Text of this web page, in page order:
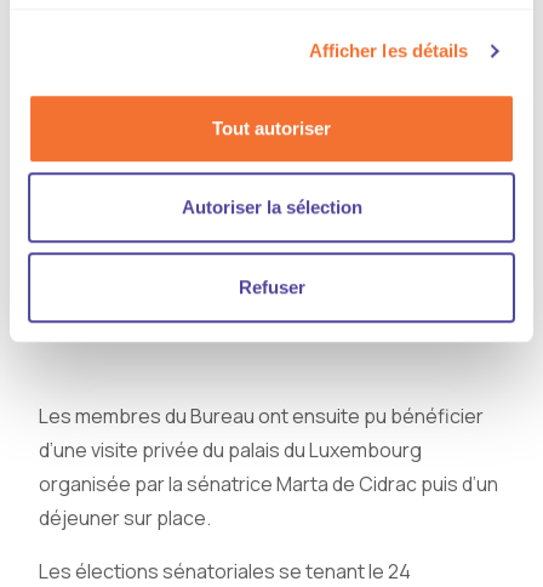
Afficher les détails
Tout autoriser
Autoriser la sélection
Refuser
Un tour des principaux sujets d’actualité pour la CGF
a ensuite été proposé (MEDEF, dialogue social,
communication et événements CGF…).
Thierry Drecq, président d'Udinap et élu en juin
dernier lors de l’Assemblée générale de la
confédération.
Les membres du Bureau ont ensuite pu bénéficier
d’une visite privée du palais du Luxembourg
organisée par la sénatrice Marta de Cidrac puis d’un
déjeuner sur place.
Les élections sénatoriales se tenant le 24